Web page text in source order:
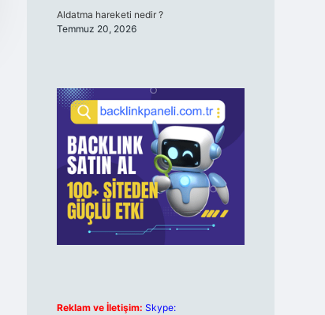
Aldatma hareketi nedir ?
Temmuz 20, 2026
Reklam ve İletişim: Skype: